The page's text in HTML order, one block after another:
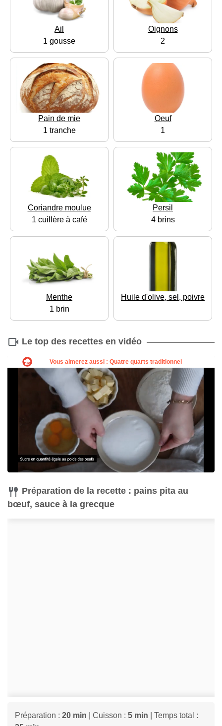
Ail
1 gousse
Oignons
2
Pain de mie
1 tranche
Oeuf
1
Coriandre moulue
1 cuillère à café
Persil
4 brins
Menthe
1 brin
Huile d'olive, sel, poivre
Le top des recettes en vidéo
Préparation de la recette : pains pita au
bœuf, sauce à la grecque
Préparation : 20 min | Cuisson : 5 min | Temps total :